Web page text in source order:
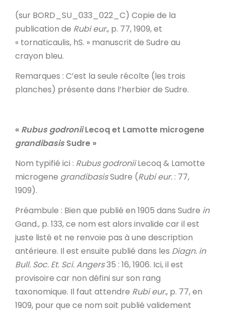
(sur BORD_SU_033_022_C) Copie de la
publication de Rubi eur., p. 77, 1909, et
« tornaticaulis, hS. » manuscrit de Sudre au
crayon bleu.
Remarques : C’est la seule récolte (les trois
planches) présente dans l’herbier de Sudre.
« Rubus godroniiLecoq et Lamotte microgene
grandibasisSudre »
Nom typifié ici : Rubus godroniiLecoq & Lamotte
microgene grandibasisSudre (Rubi eur. : 77,
1909).
Préambule : Bien que publié en 1905 dans Sudre in
Gand., p. 133, ce nom est alors invalide car il est
juste listé et ne renvoie pas à une description
antérieure. Il est ensuite publié dans les Diagn. in
Bull. Soc. Et. Sci. Angers35 : 16, 1906. Ici, il est
provisoire car non défini sur son rang
taxonomique. Il faut attendre Rubi eur., p. 77, en
1909, pour que ce nom soit publié validement